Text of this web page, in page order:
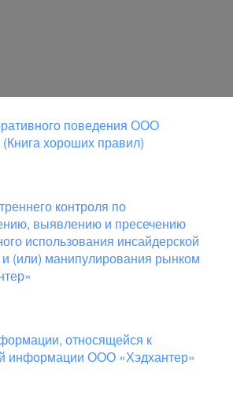
поведения ООО
хороших правил)
контроля по
выявлению и пресечению
использования инсайдерской
(или) манипулирования рынком
относящейся к
информации ООО «Хэдхантер»